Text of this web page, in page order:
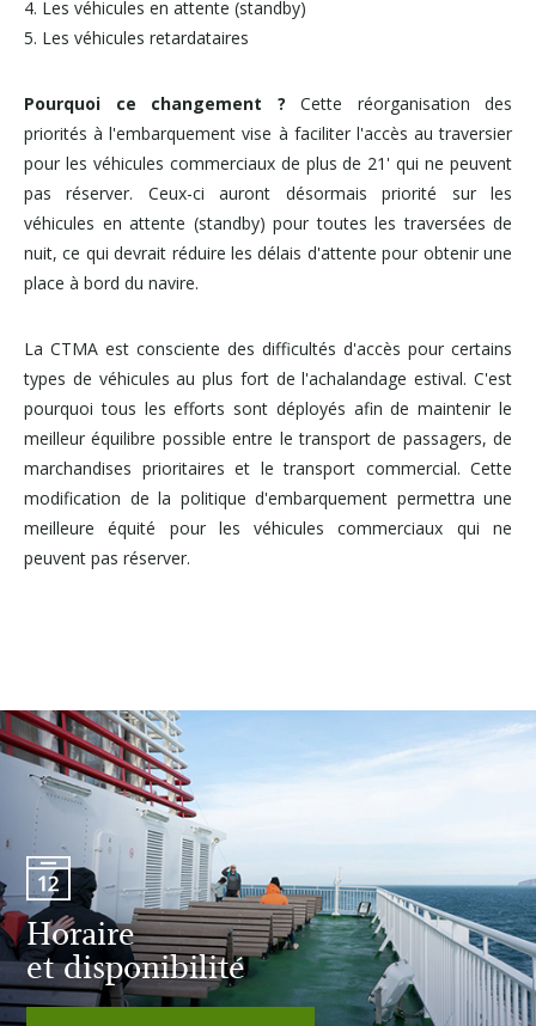
4. Les véhicules en attente (standby)
5. Les véhicules retardataires
Pourquoi ce changement ? Cette réorganisation des
priorités à l'embarquement vise à faciliter l'accès au traversier
pour les véhicules commerciaux de plus de 21' qui ne peuvent
pas réserver. Ceux-ci auront désormais priorité sur les
véhicules en attente (standby) pour toutes les traversées de
nuit, ce qui devrait réduire les délais d'attente pour obtenir une
place à bord du navire.
La CTMA est consciente des difficultés d'accès pour certains
types de véhicules au plus fort de l'achalandage estival. C'est
pourquoi tous les efforts sont déployés afin de maintenir le
meilleur équilibre possible entre le transport de passagers, de
marchandises prioritaires et le transport commercial. Cette
modification de la politique d'embarquement permettra une
meilleure équité pour les véhicules commerciaux qui ne
peuvent pas réserver.
Horaire
et disponibilité